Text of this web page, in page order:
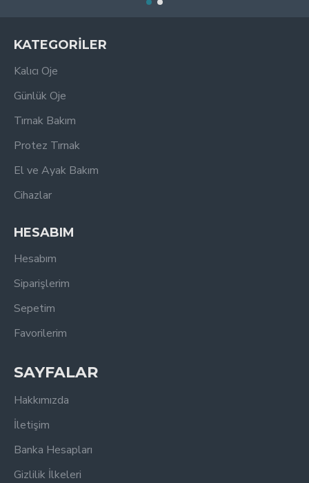
KATEGORİLER
Kalıcı Oje
Günlük Oje
Tırnak Bakım
Protez Tırnak
El ve Ayak Bakım
Cihazlar
HESABIM
Hesabım
Siparişlerim
Sepetim
Favorilerim
SAYFALAR
Hakkımızda
İletişim
Banka Hesapları
Gizlilik İlkeleri